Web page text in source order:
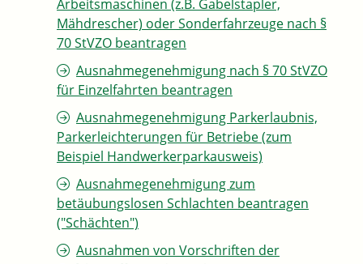
Arbeitsmaschinen (z.B. Gabelstapler,
Mähdrescher) oder Sonderfahrzeuge nach §
70 StVZO beantragen
Ausnahmegenehmigung nach § 70 StVZO
für Einzelfahrten beantragen
Ausnahmegenehmigung Parkerlaubnis,
Parkerleichterungen für Betriebe (zum
Beispiel Handwerkerparkausweis)
Ausnahmegenehmigung zum
betäubungslosen Schlachten beantragen
("Schächten")
Ausnahmen von Vorschriften der